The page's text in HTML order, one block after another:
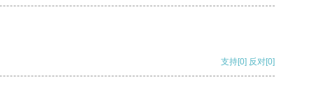
支持[0] 反对[0]